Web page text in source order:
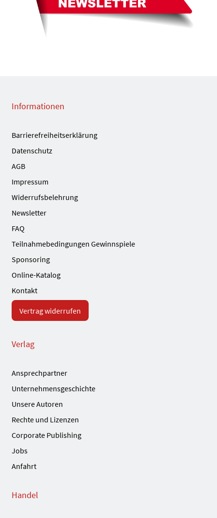
Informationen
Barrierefreiheitserklärung
Datenschutz
AGB
Impressum
Widerrufsbelehrung
Newsletter
FAQ
Teilnahmebedingungen Gewinnspiele
Sponsoring
Online-Katalog
Kontakt
Vertrag widerrufen
Verlag
Ansprechpartner
Unternehmensgeschichte
Unsere Autoren
Rechte und Lizenzen
Corporate Publishing
Jobs
Anfahrt
Handel